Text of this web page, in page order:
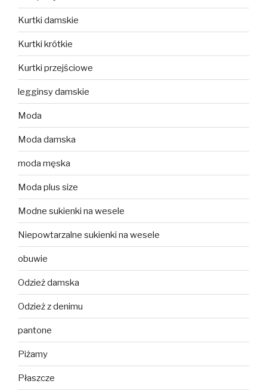
Kurtki damskie
Kurtki krótkie
Kurtki przejściowe
legginsy damskie
Moda
Moda damska
moda męska
Moda plus size
Modne sukienki na wesele
Niepowtarzalne sukienki na wesele
obuwie
Odzież damska
Odzież z denimu
pantone
Piżamy
Płaszcze